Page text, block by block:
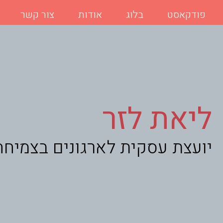
פודקאסט בלוג אודות צור קשר
ליאת לזר
יועצת עסקית לארגונים